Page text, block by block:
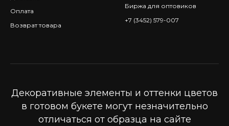
Оплата
Возврат товара
Биржа для оптовиков
+7 (3452) 579-007
Декоративные элементы и оттенки цветов
в готовом букете могут незначительно
отличаться от образца на сайте